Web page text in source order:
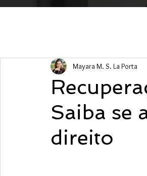
Saiba se
direito
Mayara M. S. La Porta